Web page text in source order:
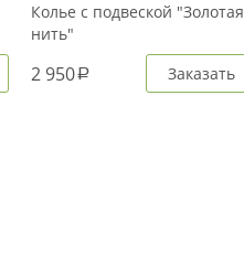
Колье с подвеской "Золотая
нить"
2 950a Заказать